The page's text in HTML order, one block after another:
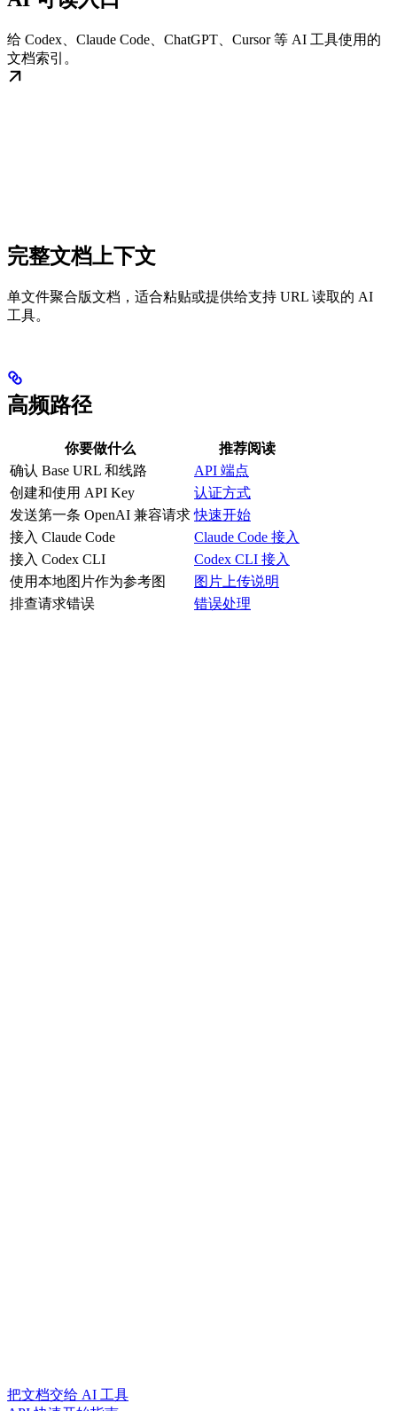
给 Codex、Claude Code、ChatGPT、Cursor 等 AI 工具使用的
文档索引。
完整文档上下文
单文件聚合版文档，适合粘贴或提供给支持 URL 读取的 AI
工具。
高频路径
你要做什么
推荐阅读
确认 Base URL 和线路
API 端点
创建和使用 API Key
认证方式
发送第一条 OpenAI 兼容请求 快速开始
接入 Claude Code
Claude Code 接入
接入 Codex CLI
Codex CLI 接入
使用本地图片作为参考图
图片上传说明
排查请求错误
错误处理
把文档交给 AI 工具